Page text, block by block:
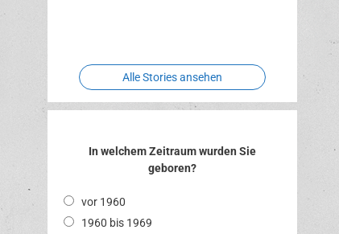
Alle Stories ansehen
In welchem Zeitraum wurden Sie
geboren?
vor 1960
1960 bis 1969